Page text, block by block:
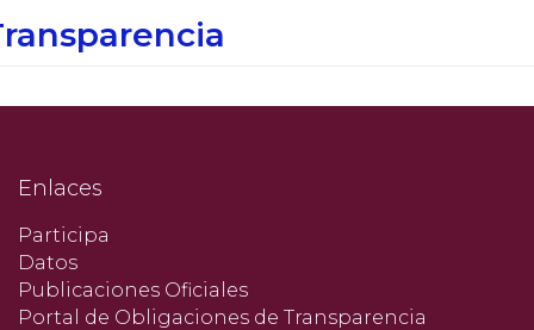
Enlaces
Participa
Datos
Publicaciones Oficiales
Portal de Obligaciones de Transparencia